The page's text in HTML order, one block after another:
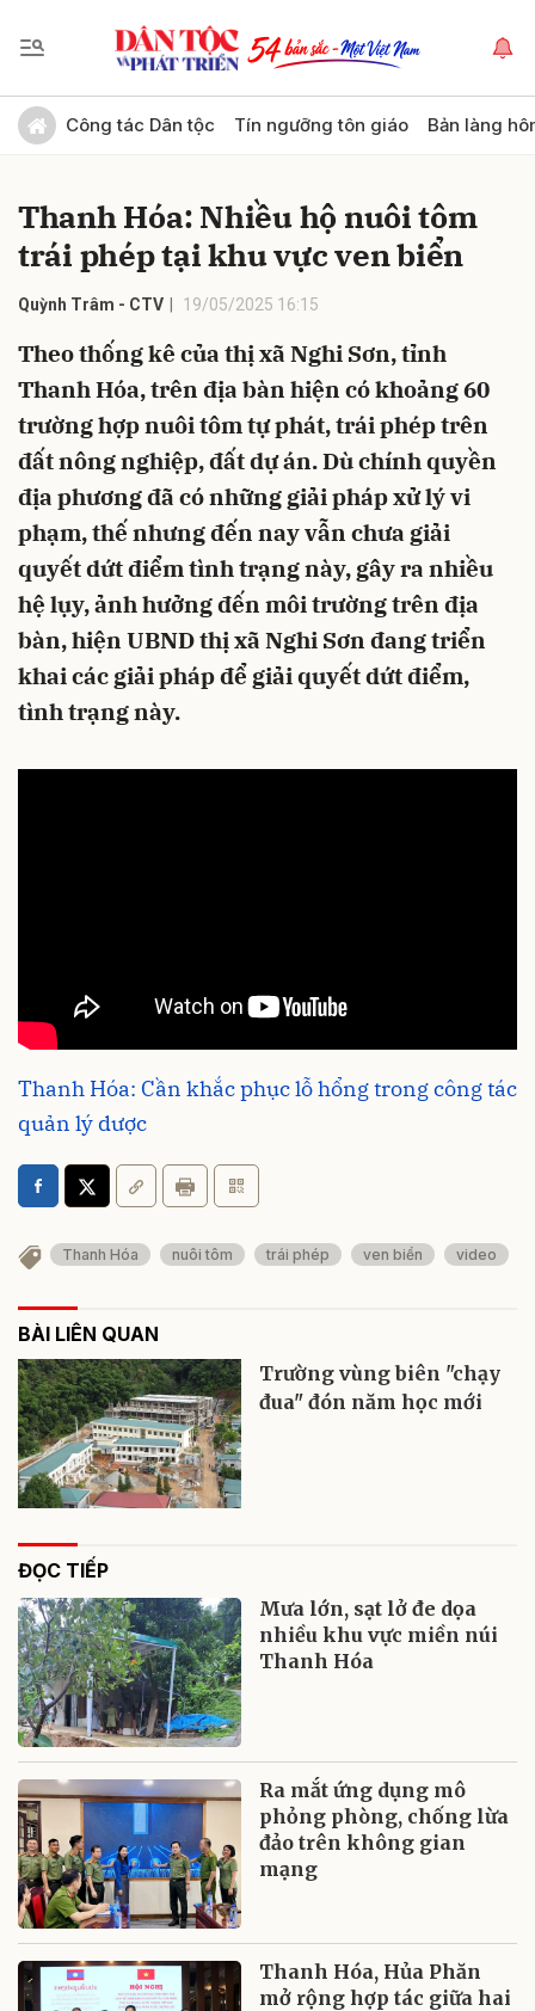
Công tác Dân tộc Tín ngưỡng tôn giáo Bản làng
Thanh Hóa: Nhiều hộ nuôi tôm
trái phép tại khu vực ven biển
Quỳnh Trâm - CTV 19/05/2025 16:15
Theo thống kê của thị xã Nghi Sơn, tỉnh
Thanh Hóa, trên địa bàn hiện có khoảng 60
trường hợp nuôi tôm tự phát, trái phép trên
đất nông nghiệp, đất dự án. Dù chính quyền
địa phương đã có những giải pháp xử lý vi
phạm, thế nhưng đến nay vẫn chưa giải
quyết dứt điểm tình trạng này, gây ra nhiều
hệ lụy, ảnh hưởng đến môi trường trên địa
bàn, hiện UBND thị xã Nghi Sơn đang triển
khai các giải pháp để giải quyết dứt điểm,
tình trạng này.
Thanh Hóa: Cần khắc phục lỗ hổng trong công tác
quản lý dược
Thanh Hóa nuôi tôm trái phép ven biển video
BÀI LIÊN QUAN
Trường vùng biên "chạy
đua" đón năm học mới
ĐỌC TIẾP
Mưa lớn, sạt lở đe dọa
nhiều khu vực miền núi
Thanh Hóa
Ra mắt ứng dụng mô
phỏng phòng, chống lừa
đảo trên không gian
mạng
Thanh Hóa, Hủa Phăn
mở rộng hợp tác giữa hai
Gửi bình luận
Hủy